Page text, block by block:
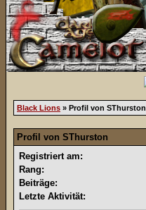
Black Lions » Profil von SThurston
Profil von SThurston
Registriert am:
Rang:
Beiträge:
Letzte Aktivität: